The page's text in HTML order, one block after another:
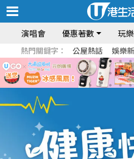
演唱會 優惠著數 玩
熱門關鍵字： 公屋熱話 娛樂